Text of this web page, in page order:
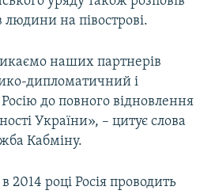
на півострові.
наших партнерів
дипломатичний і
до повного відновлення
України», – цитує слова
Кабміну.
2014 році Росія проводить